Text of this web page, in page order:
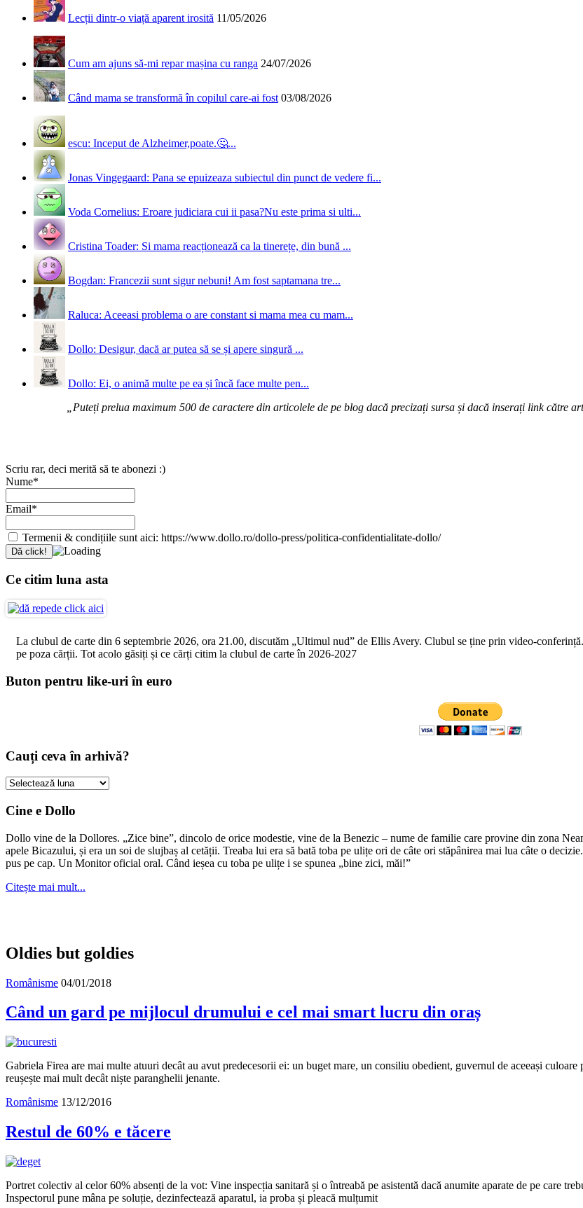
Lecții dintr-o viață aparent irosită 11/05/2026
Cum am ajuns să-mi repar mașina cu ranga 24/07/2026
Când mama se transformă în copilul care-ai fost 03/08/2026
escu: Inceput de Alzheimer,poate.🤔...
Jonas Vingegaard: Pana se epuizeaza subiectul din punct de vedere fi...
Voda Cornelius: Eroare judiciara cui ii pasa?Nu este prima si ulti...
Cristina Toader: Si mama reacționează ca la tinerețe, din bună ...
Bogdan: Francezii sunt sigur nebuni! Am fost saptamana tre...
Raluca: Aceeasi problema o are constant si mama mea cu mam...
Dollo: Desigur, dacă ar putea să se și apere singură ...
Dollo: Ei, o animă multe pe ea și încă face multe pen...
„Puteți prelua maximum 500 de caractere din articolele de pe blog dacă precizați sursa și dacă inserați link către
Scriu rar, deci merită să te abonezi :)
Nume*
Email*
Termenii & condițiile sunt aici: https://www.dollo.ro/dollo-press/politica-confidentialitate-dollo/
Ce citim luna asta
La clubul de carte din 6 septembrie 2026, ora 21.00, discutăm „Ultimul nud” de Ellis Avery. Clubul se ține prin video-
pe poza cărții. Tot acolo găsiți și ce cărți citim la clubul de carte în 2026-2027
Buton pentru like-uri în euro
Cauți ceva în arhivă?
Cauți
în
Cine e Dollo
Dollo vine de la Dollores. „Zice bine”, dincolo de orice modestie, vine de la Benezic – nume de familie care provine din zona
apele Bicazului, și era un soi de slujbaș al cetății. Treaba lui era să bată toba pe ulițe ori de câte ori stăpânirea mai lua câte o
pus pe cap. Un Monitor oficial oral. Când ieșea cu toba pe ulițe i se spunea „bine zici, măi!”
Citește mai mult...
Oldies but goldies
Românisme 04/01/2018
Când un gard pe mijlocul drumului e cel mai smart lucru din oraș
Gabriela Firea are mai multe atuuri decât au avut predecesorii ei: un buget mare, un consiliu obedient, guvernul de aceeași
reușește mai mult decât niște paranghelii jenante.
Românisme 13/12/2016
Restul de 60% e tăcere
Portret colectiv al celor 60% absenți de la vot: Vine inspecția sanitară și o întreabă pe asistentă dacă anumite aparate de pe care
Inspectorul pune mâna pe soluție, dezinfectează aparatul, ia proba și pleacă mulțumit